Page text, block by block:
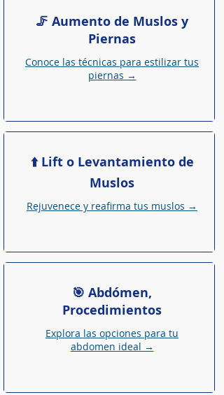
🦵 Aumento de Muslos y
Piernas
Conoce las técnicas para estilizar tus
piernas →
⬆️ Lift o Levantamiento de
Muslos
Rejuvenece y reafirma tus muslos →
🎯 Abdómen,
Procedimientos
Explora las opciones para tu
abdomen ideal →